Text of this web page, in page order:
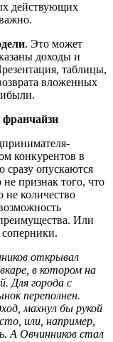
действующих
. Это может
доходы и
таблицы,
вложенных
франчайзи
конкурентов в
сразу опускаются
признак того, что
не количество
Или
открывал
, в котором на
Для города с
нок переполнен.
махнул бы рукой
или, например,
А Овчинников стал